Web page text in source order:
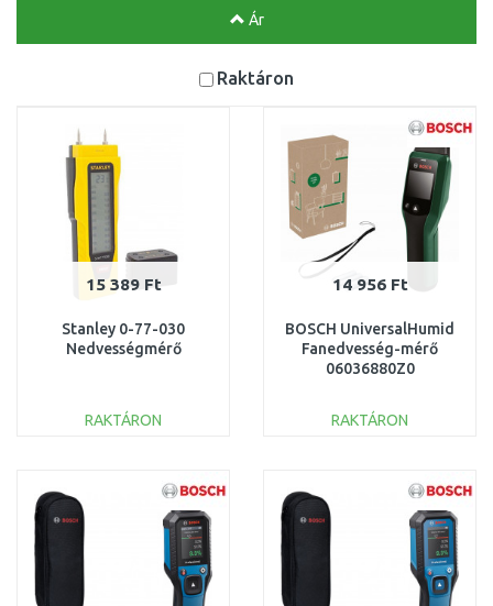
Ár
Raktáron
15 389 Ft
Stanley 0-77-030
Nedvességmérő
RAKTÁRON
Összehasonlítás
14 956 Ft
BOSCH UniversalHumid
Fanedvesség-mérő
06036880Z0
RAKTÁRON
Összehasonlítás